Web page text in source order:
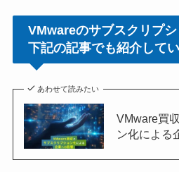
VMwareのサブスクリプ
下記の記事でも紹介してい
あわせて読みたい
VMware買
ン化による